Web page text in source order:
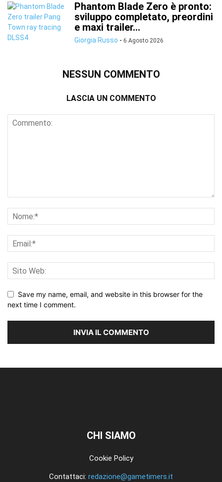
Phantom Blade Zero è pronto:
sviluppo completato, preordini
e maxi trailer...
Giorgia Russo - 6 Agosto 2026
NESSUN COMMENTO
LASCIA UN COMMENTO
Save my name, email, and website in this browser for the
next time I comment.
CHI SIAMO
Cookie Policy
Contattaci: redazione@gametimers.it